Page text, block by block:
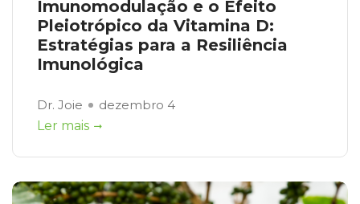
Imunomodulação e o Efeito
Pleiotrópico da Vitamina D:
Estratégias para a Resiliência
Imunológica
Dr. Joie
dezembro 4
Ler mais